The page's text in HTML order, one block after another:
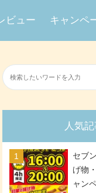
ビュー キャンペ
人気
セブ
げ物
ャン